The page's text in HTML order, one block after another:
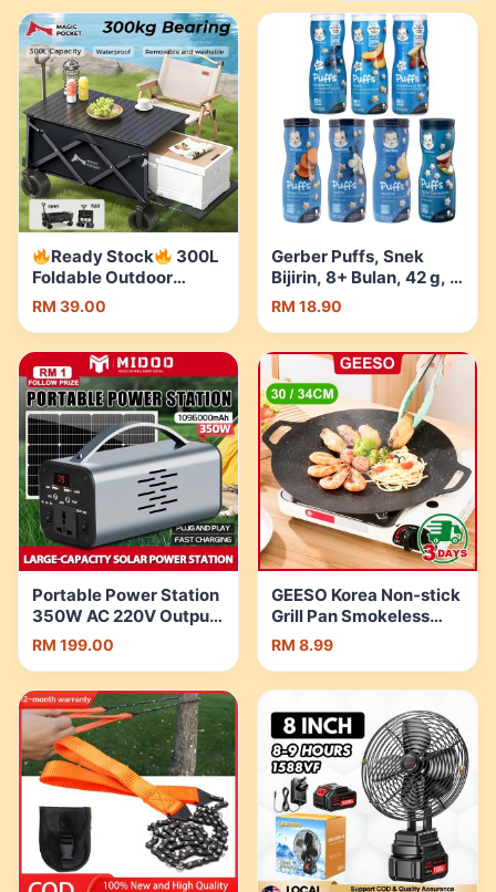
Ready Stock
300L
Foldable Outdoor
Wagon Trolley Portable
Camping Shopping Cart
Basket | Shopee
Malaysia
RM 39.00
Gerber Puffs, Snek
Bijirin, 8+ Bulan, 42 g, 7
Perisa, Puffs Gerber,
Gerber, Puff | Shopee
RM 18.90
Portable Power Station
350W AC 220V Output
Emergency Backup
Power Pack Outdoor
Solar Generator |
Shopee Malaysia
RM 199.00
GEESO Korea Non-stick
Grill Pan Smokeless
Grill Pan Outdoor
| Shopee Malaysia
RM 8.99